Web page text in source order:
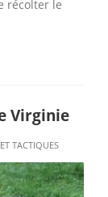
récolter le
Virginie
TACTIQUES